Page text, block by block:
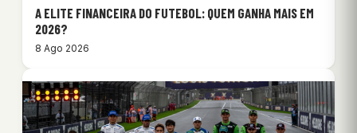
A ELITE FINANCEIRA DO FUTEBOL: QUEM GANHA MAIS EM
2026?
8 Ago 2026